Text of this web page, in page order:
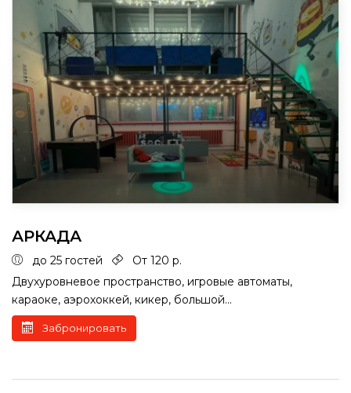
АРКАДА
до 25 гостей
От 120 р.
Двухуровневое пространство, игровые автоматы,
караоке, аэрохоккей, кикер, большой...
Забронировать